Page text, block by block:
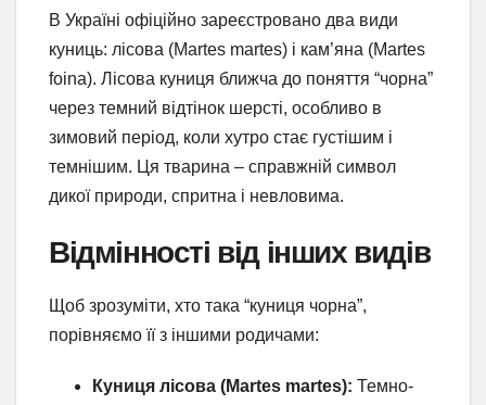
В Україні офіційно зареєстровано два види
куниць: лісова (Martes martes) і кам’яна (Martes
foina). Лісова куниця ближча до поняття “чорна”
через темний відтінок шерсті, особливо в
зимовий період, коли хутро стає густішим і
темнішим. Ця тварина – справжній символ
дикої природи, спритна і невловима.
Відмінності від інших видів
Щоб зрозуміти, хто така “куниця чорна”,
порівняємо її з іншими родичами:
Куниця лісова (Martes martes): Темно-